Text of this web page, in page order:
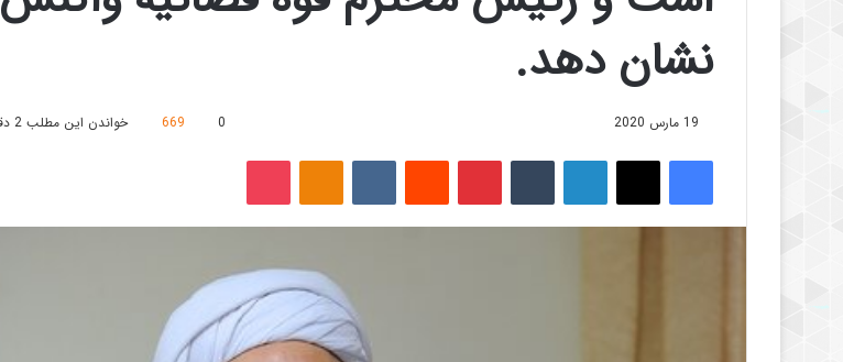
نشان دهد.
19 مارس 2020 0
669 خواندن این مطلب 2 دقیقه زمان میبرد
فیس بوک لینکدین ‫پین‌ترست ‫رددیت